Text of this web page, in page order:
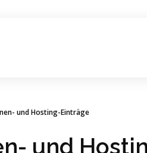
und Hosting-Einträge
und